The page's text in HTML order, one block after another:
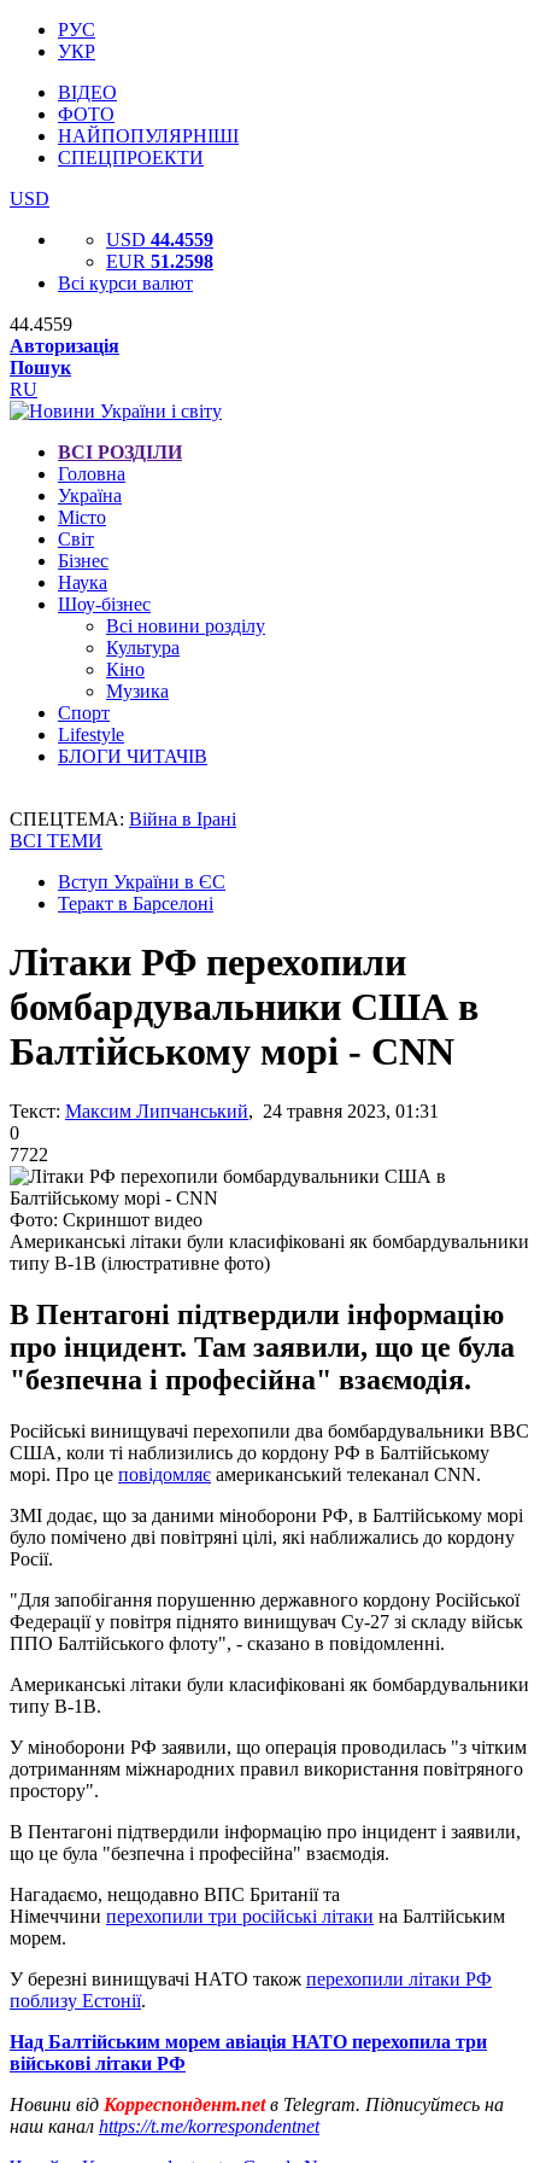
РУС
УКР
ВІДЕО
ФОТО
НАЙПОПУЛЯРНІШІ
СПЕЦПРОЕКТИ
USD
USD 44.4559
EUR 51.2598
Всі курси валют
44.4559
Авторизація
Пошук
RU
ВСІ РОЗДІЛИ
Головна
Україна
Місто
Світ
Бізнес
Наука
Шоу-бізнес
Всі новини розділу
Культура
Кіно
Музика
Спорт
Lifestyle
БЛОГИ ЧИТАЧІВ
СПЕЦТЕМА: Війна в Ірані
ВСІ ТЕМИ
Вступ України в ЄС
Теракт в Барселоні
Літаки РФ перехопили
бомбардувальники США в
Балтійському морі - CNN
Текст: Максим Липчанський, 24 травня 2023, 01:31
0
7722
Фото: Скриншот видео
Американські літаки були класифіковані як бомбардувальники
типу B-1B (ілюстративне фото)
В Пентагоні підтвердили інформацію
про інцидент. Там заявили, що це була
"безпечна і професійна" взаємодія.
Російські винищувачі перехопили два бомбардувальники ВВС
США, коли ті наблизились до кордону РФ в Балтійському
морі. Про це повідомляє американський телеканал CNN.
ЗМІ додає, що за даними міноборони РФ, в Балтійському морі
було помічено дві повітряні цілі, які наближались до кордону
Росії.
"Для запобігання порушенню державного кордону Російської
Федерації у повітря піднято винищувач Су-27 зі складу військ
ППО Балтійського флоту", - сказано в повідомленні.
Американські літаки були класифіковані як бомбардувальники
типу B-1B.
У міноборони РФ заявили, що операція проводилась "з чітким
дотриманням міжнародних правил використання повітряного
простору".
В Пентагоні підтвердили інформацію про інцидент і заявили,
що це була "безпечна і професійна" взаємодія.
Нагадаємо, нещодавно ВПС Британії та
Німеччини перехопили три російські літаки на Балтійським
морем.
У березні винищувачі НАТО також перехопили літаки РФ
поблизу Естонії.
Над Балтійським морем авіація НАТО перехопила три
військові літаки РФ
Новини від Корреспондент.netв Telegram. Підписуйтесь на
наш канал https://t.me/korrespondentnet